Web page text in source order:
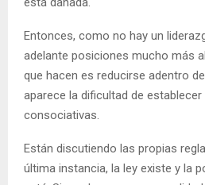
Entonces, como no hay un
adelante posiciones mucho más
que hacen es reducirse adentro
aparece la dificultad de
consociativas.
Están discutiendo las propias
última instancia, la ley existe y la